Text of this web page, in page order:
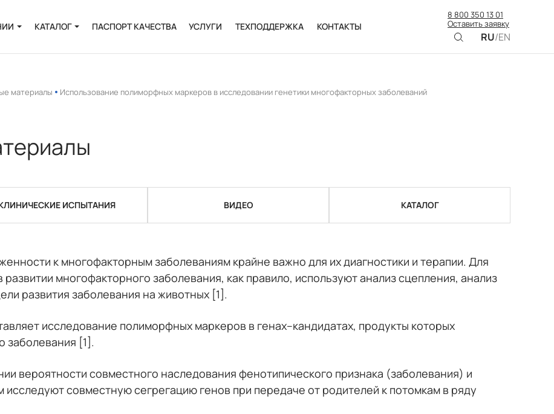
КАТАЛОГ
Инфекции
Выделение РНК и
Полиморфизмы
ПАСПОРТ КАЧЕСТВА УСЛУГИ ТЕХПОДДЕРЖКА КОНТАКТЫ
8 800 350 13 01
Оставить заявку
RU/EN
материалы Использование полиморфных маркеров в исследовании генетики многофакторных заболеваний
ИСПЫТАНИЯ ВИДЕО КАТАЛОГ
к многофакторным заболеваниям крайне важно для их диагностики и терапии. Для
многофакторного заболевания, как правило, используют анализ сцепления, анализ
развития заболевания на животных [1].
исследование полиморфных маркеров в генах–кандидатах, продукты которых
заболевания [1].
вероятности совместного наследования фенотипического признака (заболевания) и
совместную сегрегацию генов при передаче от родителей к потомкам в ряду